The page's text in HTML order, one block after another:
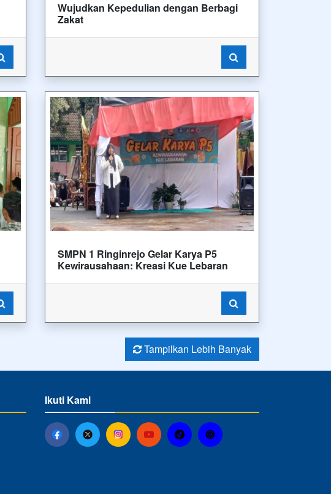
Wujudkan Kepedulian dengan Berbagi
Zakat
SMPN 1 Ringinrejo Gelar Karya P5
Kewirausahaan: Kreasi Kue Lebaran
Tampilkan Lebih Banyak
Ikuti Kami